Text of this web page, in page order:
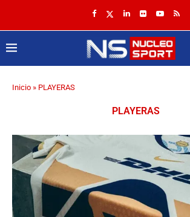
Inicio » PLAYERAS
PLAYERAS